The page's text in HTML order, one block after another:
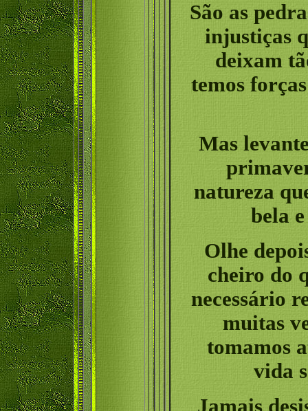
São as
injustiças
deixam
temos
Mas
natureza
bela
Olhe
cheiro do
necessário
muitas
tomamos
vida
Jamais